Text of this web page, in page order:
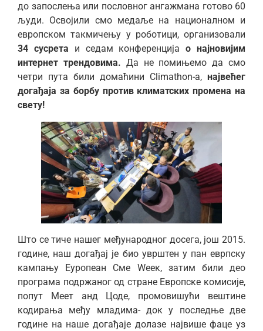
до запослења или пословног ангажмана готово 60
људи. Освојили смо медаље на националном и
европском такмичењу у роботици, организовали
34 сусрета и седам конференцијао најновијим
интернет трендовима. Да не помињемо да смо
четри пута били домаћини Climathon-a, највећег
догађаја за борбу против климатских промена на
свету!
Што се тиче нашег међународног досега, још 2015.
године, наш догађај је био уврштен у пан еврпску
кампању Еуропеан Сме Wеек, затим били део
програма подржаног од стране Европске комисије,
попут Меет анд Цоде, промовишући вештине
кодирања међу младима- док у последње две
године на наше догађаје долазе највише фаце уз